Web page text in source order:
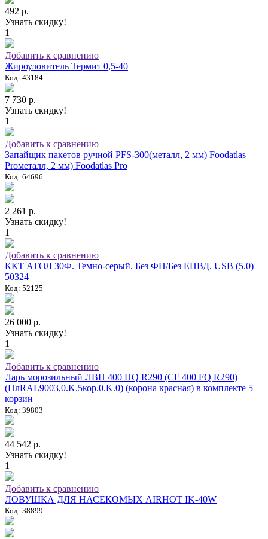
492 р.
Узнать скидку!
1
Добавить к сравнению
Жироуловитель Термит 0,5-40
Код: 43184
7 730 р.
Узнать скидку!
1
Добавить к сравнению
Запайщик пакетов ручной PFS-300(металл, 2 мм) Foodatlas
Proметалл, 2 мм) Foodatlas Pro
Код: 64696
2 261 р.
Узнать скидку!
1
Добавить к сравнению
ККТ АТОЛ 30Ф. Темно-серый. Без ФН/Без ЕНВД. USB (5.0)
50324
Код: 52125
26 000 р.
Узнать скидку!
1
Добавить к сравнению
Ларь морозильный ЛВН 400 ПQ R290 (СF 400 FQ R290)
(ПлRAL9003,0.K.5кор.0.K.0) (корона красная) в комплекте 5
корзин
Код: 39803
44 542 р.
Узнать скидку!
1
Добавить к сравнению
ЛОВУШКА ДЛЯ НАСЕКОМЫХ AIRHOT IK-40W
Код: 38899